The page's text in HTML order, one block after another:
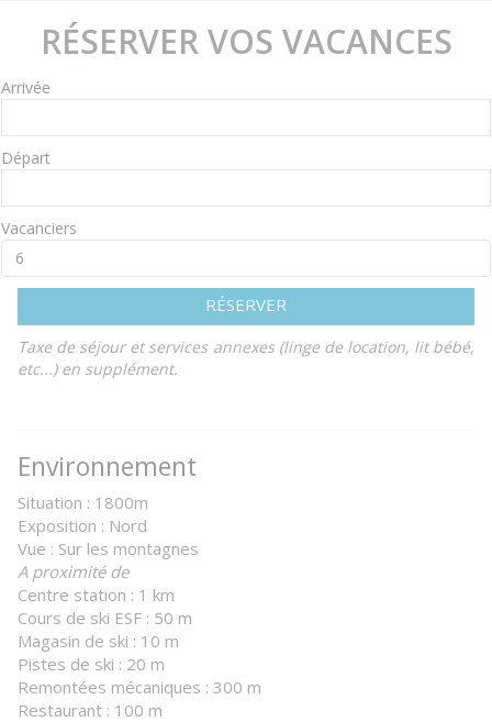
RÉSERVER VOS VACANCES
Arrivée
Départ
Vacanciers
RÉSERVER
Taxe de séjour et services annexes (linge de location, lit bébé,
etc...) en supplément.
Environnement
Situation : 1800m
Exposition : Nord
Vue : Sur les montagnes
A proximité de
Centre station : 1 km
Cours de ski ESF : 50 m
Magasin de ski : 10 m
Pistes de ski : 20 m
Remontées mécaniques : 300 m
Restaurant : 100 m